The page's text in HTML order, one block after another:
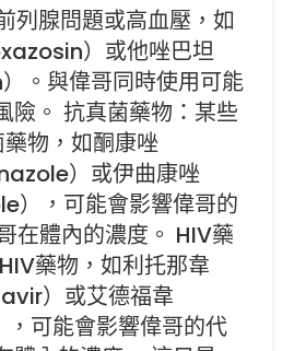
列腺問題或高血壓，如
）或他唑巴坦
。與偉哥同時使用可能
險。 抗真菌藥物：某些
物，如酮康唑
）或伊曲康唑
），可能會影響偉哥的
在體內的濃度。 HIV藥
藥物，如利托那韋
）或艾德福韋
，可能會影響偉哥的代